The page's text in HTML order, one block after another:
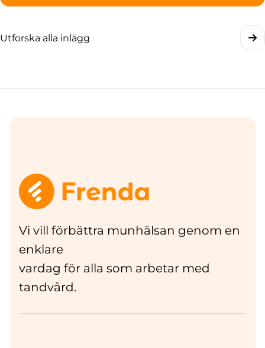
Utforska alla inlägg
Vi vill förbättra munhälsan genom en
enklare
vardag för alla som arbetar med
tandvård.